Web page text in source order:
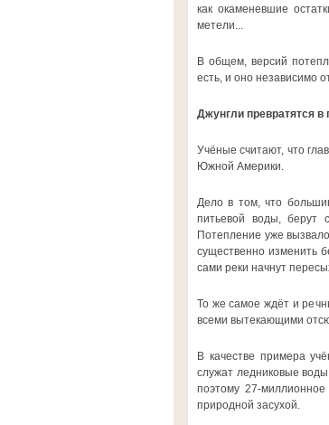
как окаменевшие
метели...
В общем, версий
есть, и оно независимо
Джунгли превратятся в
Учёные считают, что
Южной Америки.
Дело в том, что
питьевой воды, берут
Потепление уже
существенно изменить
сами реки начнут
То же самое ждёт и
всеми вытекающими
В качестве примера
служат ледниковые
поэтому 27-
природной засухой.